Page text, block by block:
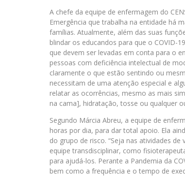
A chefe da equipe de enfermagem do
Emergência que trabalha na entidade há
famílias. Atualmente, além das suas
blindar os educandos para que o COVID-
que devem ser levadas em conta para o
pessoas com deficiência intelectual de
claramente o que estão sentindo ou
necessitam de uma atenção especial e
relatar as ocorrências, mesmo as mais
na cama], hidratação, tosse ou qualquer
Segundo Márcia Abreu, a equipe de
horas por dia, para dar total apoio. Ela
do grupo de risco. “Seja nas atividades
equipe transdisciplinar, como
para ajudá-los. Perante a Pandemia da
bem como a frequência e o tempo de